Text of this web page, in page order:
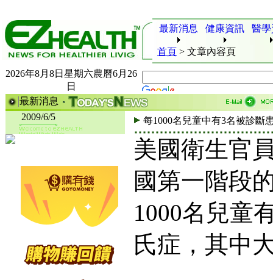
最新消息 健康資訊 醫
首頁 > 文章內容頁
2026年8月8日星期六農曆6月26
日
最新消息
2009/6/5
每1000名兒童中有3名被診斷
美國衛生官
國第一階段
1000名兒童
氏症，其中